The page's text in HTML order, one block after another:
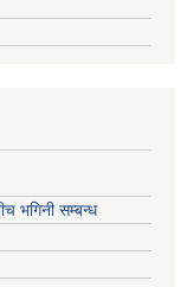
भगिनी सम्बन्ध